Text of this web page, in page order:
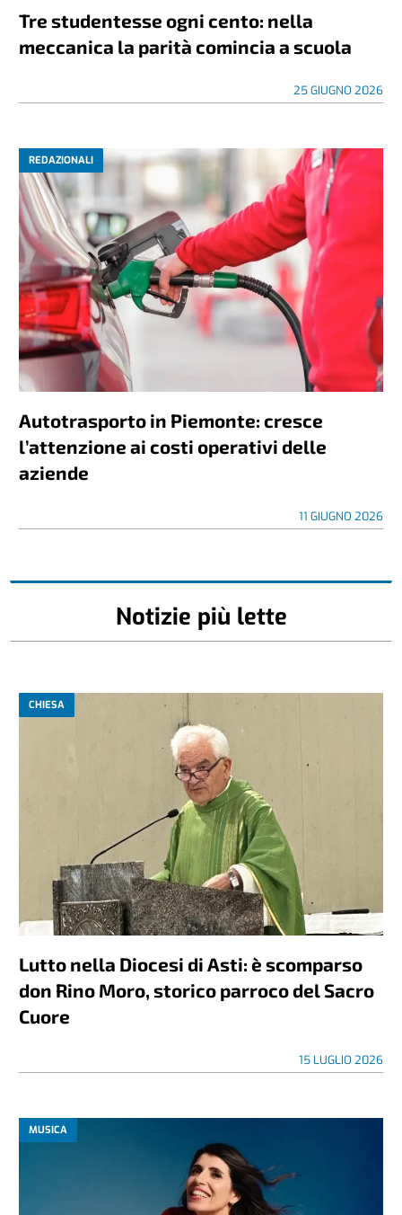
Tre studentesse ogni cento: nella
meccanica la parità comincia a scuola
25 GIUGNO 2026
REDAZIONALI
Autotrasporto in Piemonte: cresce
l’attenzione ai costi operativi delle
aziende
11 GIUGNO 2026
Notizie più lette
CHIESA
Lutto nella Diocesi di Asti: è scomparso
don Rino Moro, storico parroco del Sacro
Cuore
15 LUGLIO 2026
MUSICA